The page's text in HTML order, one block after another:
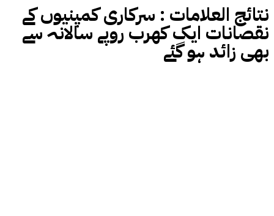
نتائج العلامات : سرکاری کمپنیوں کے
نقصانات ایک کھرب روپے سالانہ سے
بھی زائد ہو گئے